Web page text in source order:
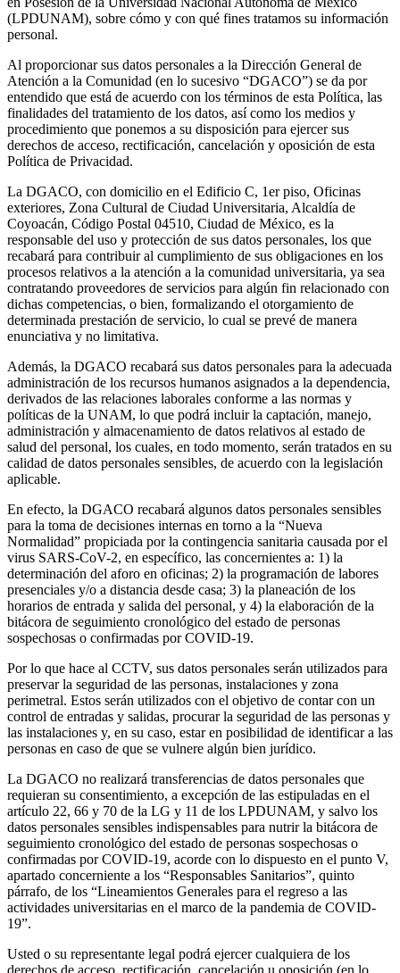
(LPDUNAM), sobre cómo y con qué fines tratamos su información
personal.
Al proporcionar sus datos personales a la Dirección General de
Atención a la Comunidad (en lo sucesivo “DGACO”) se da por
entendido que está de acuerdo con los términos de esta Política, las
finalidades del tratamiento de los datos, así como los medios y
procedimiento que ponemos a su disposición para ejercer sus
derechos de acceso, rectificación, cancelación y oposición de esta
Política de Privacidad.
La DGACO, con domicilio en el Edificio C, 1er piso, Oficinas
exteriores, Zona Cultural de Ciudad Universitaria, Alcaldía de
Coyoacán, Código Postal 04510, Ciudad de México, es la
responsable del uso y protección de sus datos personales, los que
recabará para contribuir al cumplimiento de sus obligaciones en los
procesos relativos a la atención a la comunidad universitaria, ya sea
contratando proveedores de servicios para algún fin relacionado con
dichas competencias, o bien, formalizando el otorgamiento de
determinada prestación de servicio, lo cual se prevé de manera
enunciativa y no limitativa.
Además, la DGACO recabará sus datos personales para la adecuada
administración de los recursos humanos asignados a la dependencia,
derivados de las relaciones laborales conforme a las normas y
políticas de la UNAM, lo que podrá incluir la captación, manejo,
administración y almacenamiento de datos relativos al estado de
salud del personal, los cuales, en todo momento, serán tratados en su
calidad de datos personales sensibles, de acuerdo con la legislación
aplicable.
En efecto, la DGACO recabará algunos datos personales sensibles
para la toma de decisiones internas en torno a la “Nueva
Normalidad” propiciada por la contingencia sanitaria causada por el
virus SARS-CoV-2, en específico, las concernientes a: 1) la
determinación del aforo en oficinas; 2) la programación de labores
presenciales y/o a distancia desde casa; 3) la planeación de los
horarios de entrada y salida del personal, y 4) la elaboración de la
bitácora de seguimiento cronológico del estado de personas
sospechosas o confirmadas por COVID-19.
Por lo que hace al CCTV, sus datos personales serán utilizados para
preservar la seguridad de las personas, instalaciones y zona
perimetral. Estos serán utilizados con el objetivo de contar con un
control de entradas y salidas, procurar la seguridad de las personas y
las instalaciones y, en su caso, estar en posibilidad de identificar a las
personas en caso de que se vulnere algún bien jurídico.
La DGACO no realizará transferencias de datos personales que
requieran su consentimiento, a excepción de las estipuladas en el
artículo 22, 66 y 70 de la LG y 11 de los LPDUNAM, y salvo los
datos personales sensibles indispensables para nutrir la bitácora de
seguimiento cronológico del estado de personas sospechosas o
confirmadas por COVID-19, acorde con lo dispuesto en el punto V,
apartado concerniente a los “Responsables Sanitarios”, quinto
párrafo, de los “Lineamientos Generales para el regreso a las
actividades universitarias en el marco de la pandemia de COVID-
19”.
Usted o su representante legal podrá ejercer cualquiera de los